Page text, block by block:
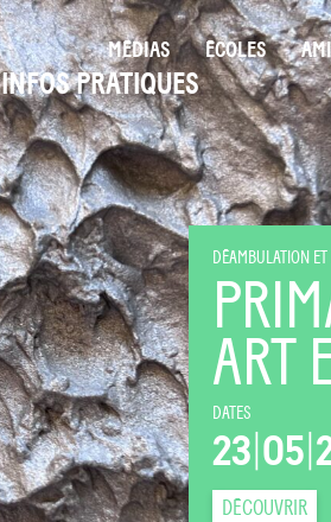
MÉDIAS ÉCOLES
INFOS PRATIQUES
DÉAMBULATION
ART
DATES
23 05
DÉCOUVRIR